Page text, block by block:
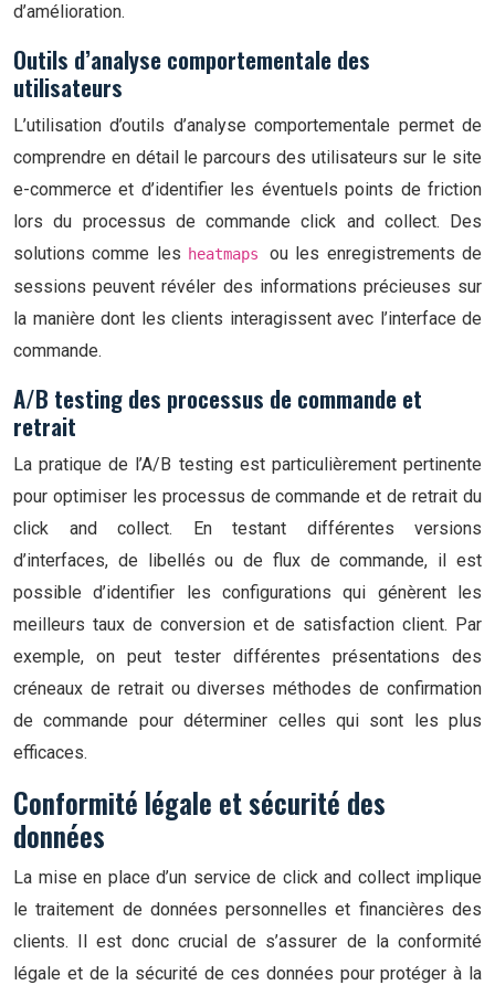
d’amélioration.
Outils d’analyse comportementale des
utilisateurs
L’utilisation d’outils d’analyse comportementale permet de
comprendre en détail le parcours des utilisateurs sur le site
e-commerce et d’identifier les éventuels points de friction
lors du processus de commande click and collect. Des
solutions comme les heatmapsou les enregistrements de
sessions peuvent révéler des informations précieuses sur
la manière dont les clients interagissent avec l’interface de
commande.
A/B testing des processus de commande et
retrait
La pratique de l’A/B testing est particulièrement pertinente
pour optimiser les processus de commande et de retrait du
click and collect. En testant différentes versions
d’interfaces, de libellés ou de flux de commande, il est
possible d’identifier les configurations qui génèrent les
meilleurs taux de conversion et de satisfaction client. Par
exemple, on peut tester différentes présentations des
créneaux de retrait ou diverses méthodes de confirmation
de commande pour déterminer celles qui sont les plus
efficaces.
Conformité légale et sécurité des
données
La mise en place d’un service de click and collect implique
le traitement de données personnelles et financières des
clients. Il est donc crucial de s’assurer de la conformité
légale et de la sécurité de ces données pour protéger à la